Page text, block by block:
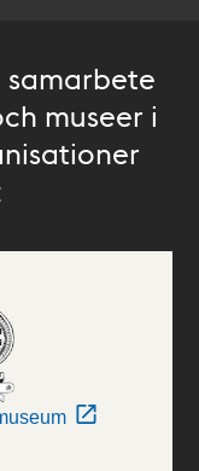
samarbete
museer i